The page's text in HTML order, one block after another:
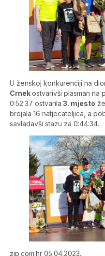
U ženskoj konkurenciji na
Crnekostvarivši plasman na
0:52:37 ostvarila 3. mjesto
brojala 16 natjecateljica, a
savladavši stazu za 0:44:34.
zip.com.hr 05.04.2023.